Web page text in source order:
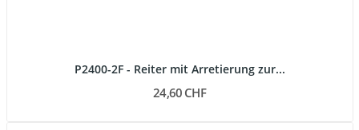
P2400-2F - Reiter mit Arretierung zur...
24,60 CHF